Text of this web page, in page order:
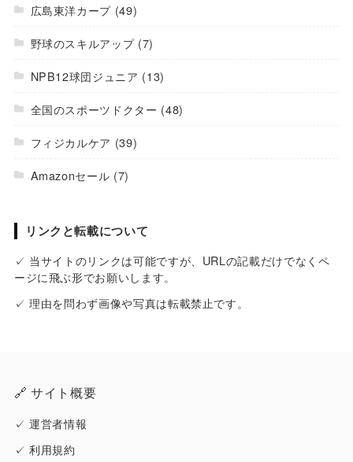
広島東洋カープ (49)
野球のスキルアップ(7)
NPB12球団ジュニア (13)
全国のスポーツドクター (48)
フィジカルケア (39)
Amazonセール (7)
リンクと転載について
✓ 当サイトのリンクは可能ですが、URLの記載だけでなくペ
ージに飛ぶ形でお願いします。
✓ 理由を問わず画像や写真は転載禁止です。
🔗 サイト概要
✓運営者情報
✓利用規約